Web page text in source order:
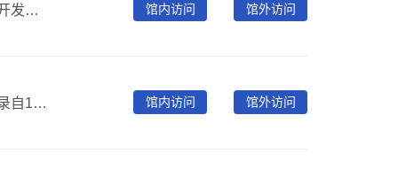
中少智绘库是以中少总社原创绘本阅读为基础的幼儿全脑开发课程，可促进幼儿在五大领域的全面发展。中少智绘库内容全面丰富，包括绘本学堂、绘本活动、绘本书架、绘本动画等内容，使用方便，适用多终端、多场景阅读的优质数字资源及服务产品。 馆内访问 馆外访问
中国音网是专注于中国传统与民族音乐的专业数据库，收录自1899年以来多种介质和品类的珍贵录音，涵盖戏曲、红色音乐等，致力有声文献保护与研究，提供多形式文化服务。 馆内访问 馆外访问